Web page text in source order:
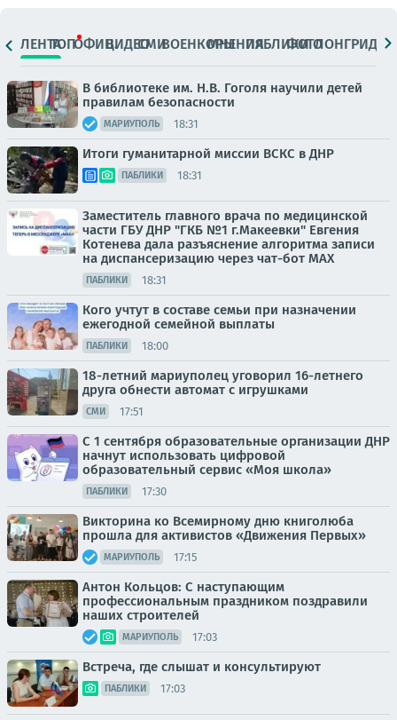
ЛЕНТАТОПОФИЦ.ВИДЕОСМИВОЕНКОРЫМНЕНИЯПАБЛИКИ
ФОТОЛОНГРИДЫ
В библиотеке им. Н.В. Гоголя научили детей
правилам безопасности
МАРИУПОЛЬ 18:31
Итоги гуманитарной миссии ВСКС в ДНР
ПАБЛИКИ 18:31
Заместитель главного врача по медицинской
части ГБУ ДНР "ГКБ №1 г.Макеевки" Евгения
Котенева дала разъяснение алгоритма записи
на диспансеризацию через чат-бот МАХ
ПАБЛИКИ 18:31
Кого учтут в составе семьи при назначении
ежегодной семейной выплаты
ПАБЛИКИ 18:00
18-летний мариуполец уговорил 16-летнего
друга обнести автомат с игрушками
СМИ 17:51
С 1 сентября образовательные организации ДНР
начнут использовать цифровой
образовательный сервис «Моя школа»
ПАБЛИКИ 17:30
Викторина ко Всемирному дню книголюба
прошла для активистов «Движения Первых»
МАРИУПОЛЬ 17:15
Антон Кольцов: С наступающим
профессиональным праздником поздравили
наших строителей
МАРИУПОЛЬ 17:03
Встреча, где слышат и консультируют
ПАБЛИКИ 17:03